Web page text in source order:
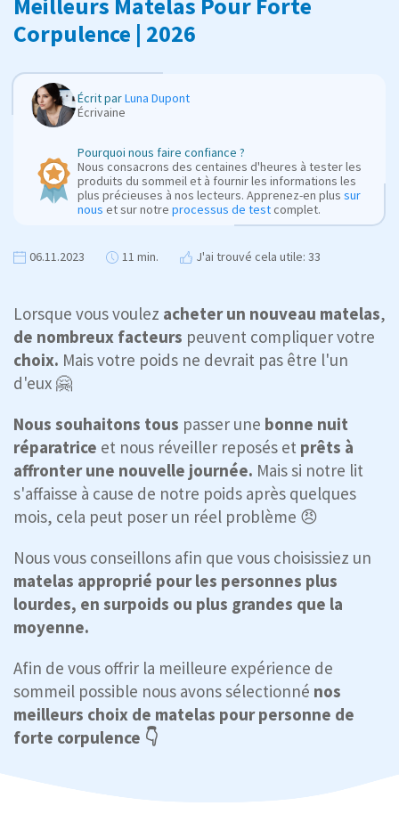
Corpulence | 2026
Écrit parLuna Dupont
Écrivaine
Pourquoi nous faire confiance ?
Nous consacrons des centaines d'heures à tester les
produits du sommeil et à fournir les informations les
plus précieuses à nos lecteurs. Apprenez-en plus sur
nous et sur notre processus de testcomplet.
06.11.2023 11 min. J'ai trouvé cela utile: 33
Lorsque vous voulez acheter un nouveau matelas,
de nombreux facteurs peuvent compliquer votre
choix. Mais votre poids ne devrait pas être l'un
d'eux 🤗
Nous souhaitons tous passer une bonne nuit
réparatrice et nous réveiller reposés et prêts à
affronter une nouvelle journée. Mais si notre lit
s'affaisse à cause de notre poids après quelques
mois, cela peut poser un réel problème 😠
Nous vous conseillons afin que vous choisissiez un
matelas approprié pour les personnes plus
lourdes, en surpoids ou plus grandes que la
moyenne.
Afin de vous offrir la meilleure expérience de
sommeil possible nous avons sélectionné nos
meilleurs choix de matelas pour personne de
forte corpulence 👇